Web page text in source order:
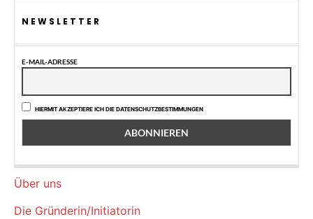
NEWSLETTER
E-MAIL-ADRESSE
HIERMIT AKZEPTIERE ICH DIE DATENSCHUTZBESTIMMUNGEN
Über uns
Die Gründerin/Initiatorin